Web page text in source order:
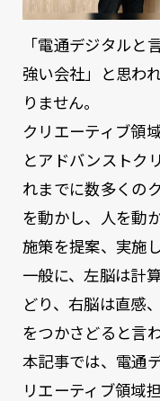
「電通デジタルと
強い会社」と思わ
りません。
クリエーティブ領
とアドバンストク
れまでに数多くの
を動かし、人を動
施策を提案、実施
一般に、左脳は計
どり、右脳は直感
をつかさどると言
本記事では、電通
リエーティブ領域